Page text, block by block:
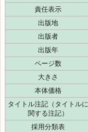
責任表示
出版地
出版者
出版年
ページ数
大きさ
本体価格
タイトル注記（タイトルに
関する注記）
採用分類表